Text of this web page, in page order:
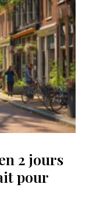
2 jours
pour